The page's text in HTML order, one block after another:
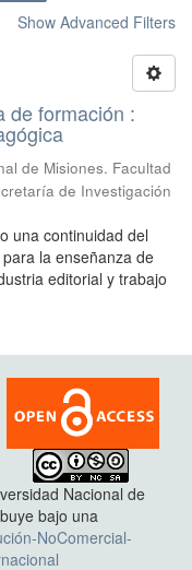
Show Advanced Filters
de formación :
de Misiones. Facultad
de Investigación
una continuidad del
la enseñanza de
editorial y trabajo
Nacional de
bajo una
NoComercial-